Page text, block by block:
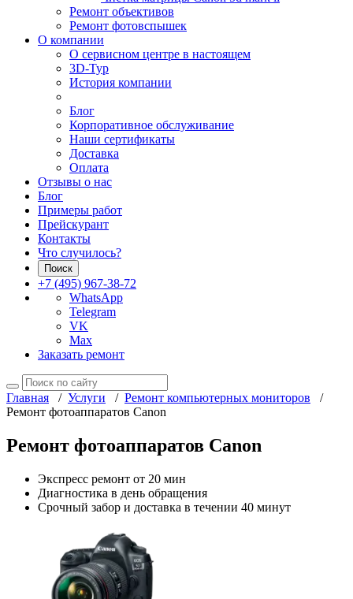
Ремонт объективов
Ремонт фотовспышек
О компании
О сервисном центре в настоящем
3D-Тур
История компании
Блог
Корпоративное обслуживание
Наши сертификаты
Доставка
Оплата
Отзывы о нас
Блог
Примеры работ
Прейскурант
Контакты
Что случилось?
Поиск
+7 (495) 967-38-72
WhatsApp
Telegram
VK
Max
Заказать ремонт
Главная / Услуги / Ремонт компьютерных мониторов /
Ремонт фотоаппаратов Canon
Ремонт фотоаппаратов Canon
Экспресс ремонт от 20 мин
Диагностика в день обращения
Срочный забор и доставка в течении 40 минут